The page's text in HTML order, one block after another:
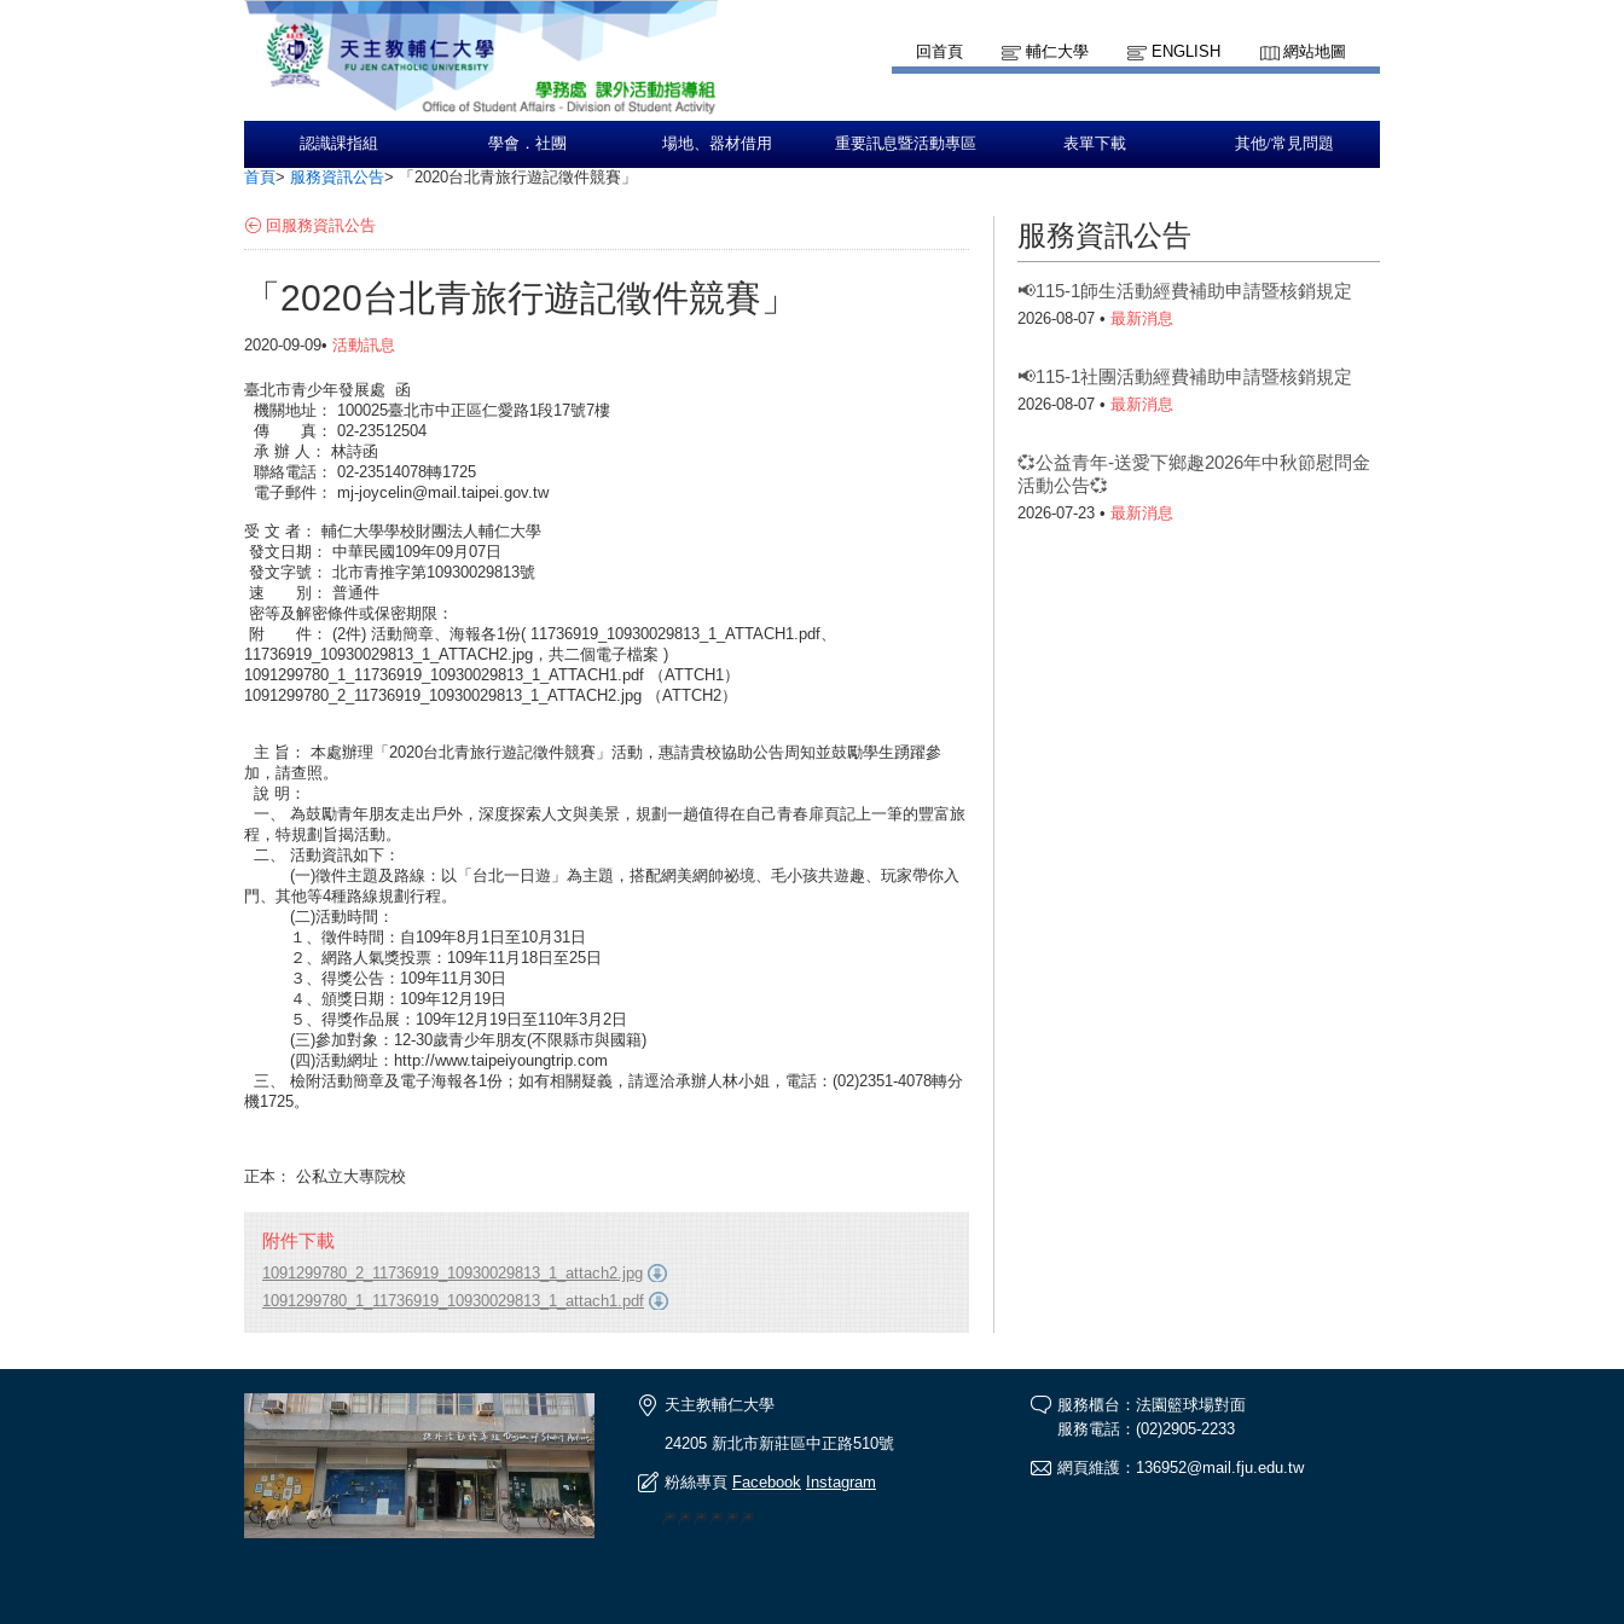
回首頁 輔仁大學 ENGLISH 網站地圖
認識課指組 學會．社團 場地、器材借用 重要訊息暨活動專區 表單下載 其他/常見問題
首頁> 服務資訊公告> 「2020台北青旅行遊記徵件競賽」
回服務資訊公告
「2020台北青旅行遊記徵件競賽」
2020-09-09• 活動訊息
臺北市青少年發展處 函
機關地址： 100025臺北市中正區仁愛路1段17號7樓
傳 真： 02-23512504
承 辦 人： 林詩函
聯絡電話： 02-23514078轉1725
電子郵件： mj-joycelin@mail.taipei.gov.tw
受 文 者： 輔仁大學學校財團法人輔仁大學
發文日期： 中華民國109年09月07日
發文字號： 北市青推字第10930029813號
速 別： 普通件
密等及解密條件或保密期限：
附 件： (2件) 活動簡章、海報各1份( 11736919_10930029813_1_ATTACH1.pdf、
11736919_10930029813_1_ATTACH2.jpg，共二個電子檔案 )
1091299780_1_11736919_10930029813_1_ATTACH1.pdf （ATTCH1）
1091299780_2_11736919_10930029813_1_ATTACH2.jpg （ATTCH2）
主 旨： 本處辦理「2020台北青旅行遊記徵件競賽」活動，惠請貴校協助公告周知並鼓勵學生踴躍參
加，請查照。
說 明：
一、 為鼓勵青年朋友走出戶外，深度探索人文與美景，規劃一趟值得在自己青春扉頁記上一筆的豐富旅
程，特規劃旨揭活動。
二、 活動資訊如下：
(一)徵件主題及路線：以「台北一日遊」為主題，搭配網美網帥祕境、毛小孩共遊趣、玩家帶你入
門、其他等4種路線規劃行程。
(二)活動時間：
１、徵件時間：自109年8月1日至10月31日
２、網路人氣獎投票：109年11月18日至25日
３、得獎公告：109年11月30日
４、頒獎日期：109年12月19日
５、得獎作品展：109年12月19日至110年3月2日
(三)參加對象：12-30歲青少年朋友(不限縣市與國籍)
(四)活動網址：http://www.taipeiyoungtrip.com
三、 檢附活動簡章及電子海報各1份；如有相關疑義，請逕洽承辦人林小姐，電話：(02)2351-4078轉分
機1725。
正本： 公私立大專院校
附件下載
1091299780_2_11736919_10930029813_1_attach2.jpg
1091299780_1_11736919_10930029813_1_attach1.pdf
服務資訊公告
📢115-1師生活動經費補助申請暨核銷規定
2026-08-07 • 最新消息
📢115-1社團活動經費補助申請暨核銷規定
2026-08-07 • 最新消息
💞公益青年-送愛下鄉趣2026年中秋節慰問金
活動公告💞
2026-07-23 • 最新消息
天主教輔仁大學
24205 新北市新莊區中正路510號
粉絲專頁 Facebook Instagram
🎆🎆🎆🎆🎆🎆
服務櫃台：法園籃球場對面
服務電話：(02)2905-2233
網頁維護：136952@mail.fju.edu.tw